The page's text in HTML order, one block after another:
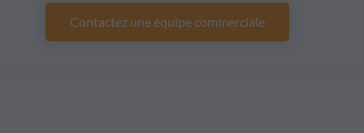
Contactez une équipe commerciale